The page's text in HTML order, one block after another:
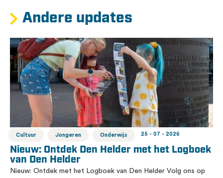
Andere updates
Cultuur Jongeren Onderwijs 25 - 07 - 2026
Nieuw: Ontdek Den Helder met het Logboek
van Den Helder
Nieuw: Ontdek met het Logboek van Den Helder Volg ons op